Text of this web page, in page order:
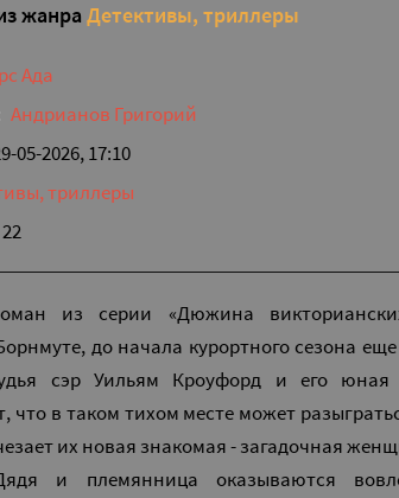
жанра Детективы, триллеры
Ада
Андрианов Григорий
05-2026, 17:10
триллеры
22
из серии «Дюжина
до начала курортного сезона
сэр Уильям Кроуфорд и его
что в таком тихом месте может
их новая знакомая - загадочная
и племянница оказываются